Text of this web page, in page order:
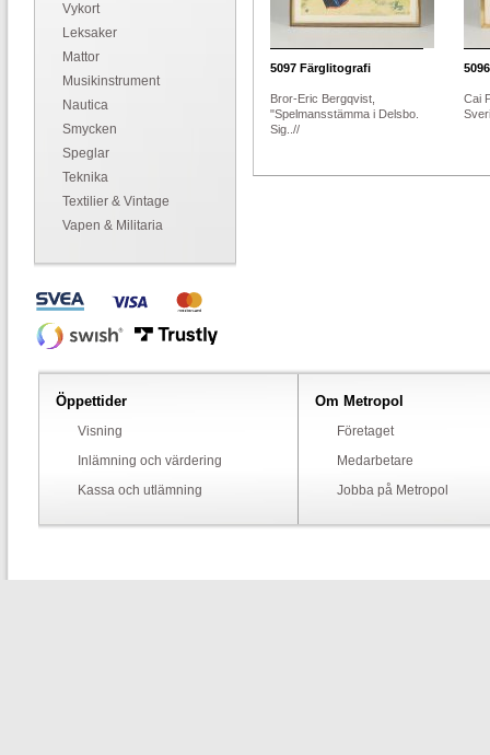
Vykort
Leksaker
Mattor
Musikinstrument
Nautica
Smycken
Speglar
Teknika
Textilier & Vintage
Vapen & Militaria
5097 Färglitografi
Bror-Eric Bergqvist,
"Spelmansstämma i Delsbo.
Sig..//
5096
Cai
Öppettider
Visning
Inlämning och värdering
Kassa och utlämning
Om Metropol
Företaget
Medarbetare
Jobba på Metropol